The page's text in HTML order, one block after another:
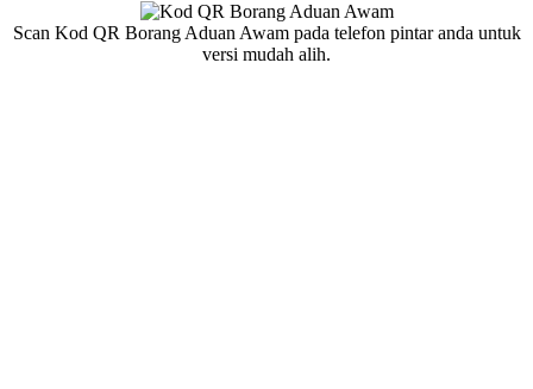
Scan Kod QR Borang Aduan Awam pada telefon pintar anda untuk
versi mudah alih.